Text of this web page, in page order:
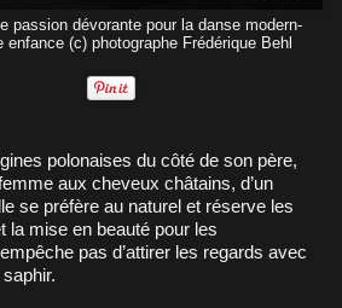
passion dévorante pour la danse modern-
(c) photographe Frédérique Behl
aux cheveux châtains, d’un
se préfère au naturel et réserve les
la mise en beauté pour les
pas d’attirer les regards avec